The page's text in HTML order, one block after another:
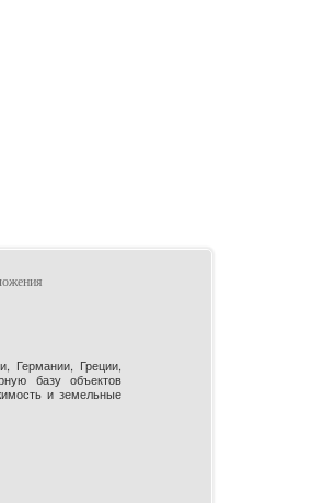
Германии, Греции,
базу объектов
и земельные